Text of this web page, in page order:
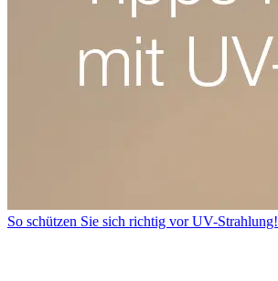
So schützen Sie sich richtig vor UV-Strahlung!